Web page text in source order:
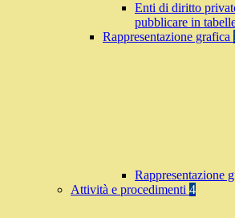
Enti di diritto
pubblicare in
Rappresentazione grafica
Rappresentazione
Attività e procedimenti 4